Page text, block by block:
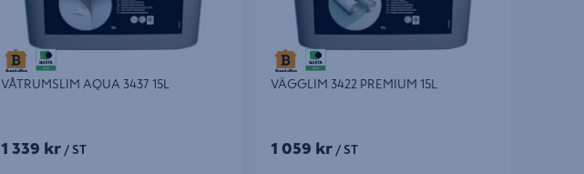
VÅTRUMSLIM AQUA 3437 15L
1 339 kr / ST
VÄGGLIM 3422 PREMIUM 15L
1 059 kr / ST